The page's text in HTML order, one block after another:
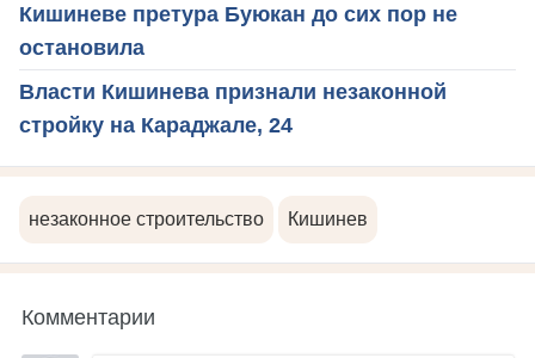
Кишиневе претура Буюкан до сих пор не
остановила
Власти Кишинева признали незаконной
стройку на Караджале, 24
незаконное строительство Кишинев
Комментарии